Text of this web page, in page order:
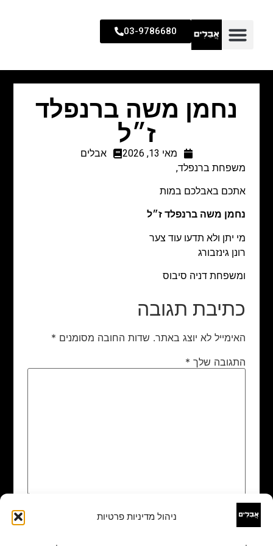
ניהול מדיניות פרטיות
03-9786680
נחמן משה ברנפלד
ז״ל
מאי 13, 2026
אבלים
משפחת ברנפלד,
אתכם באבלכם במות
נחמן משה ברנפלד ז״ל
מי יתן ולא תדעו עוד צער
רונן גינזבורג
ומשפחת דניה סיבוס
כתיבת תגובה
האימייל לא יוצג באתר. שדות החובה מסומנים *
התגובה שלך *
שם